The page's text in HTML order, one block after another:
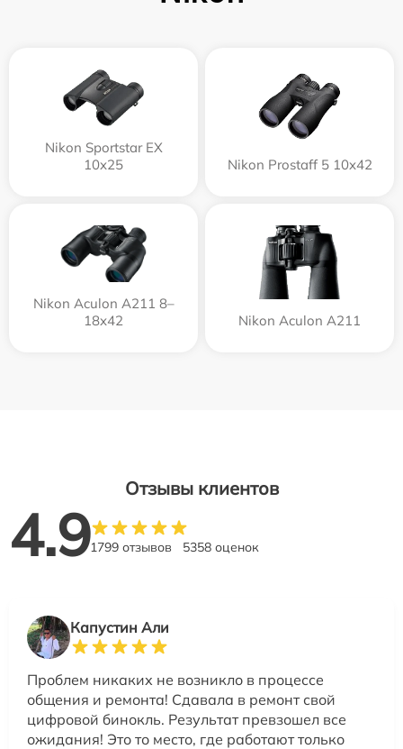
Nikon Sportstar EX
10x25
Nikon Prostaff 5 10x42
Nikon Aculon A211 8–
18x42
Nikon Aculon A211
Отзывы клиентов
4.91799 отзывов 5358 оценок
Капустин Али
Проблем никаких не возникло в процессе
общения и ремонта! Сдавала в ремонт свой
цифровой бинокль. Результат превзошел все
ожидания! Это то место, где работают только